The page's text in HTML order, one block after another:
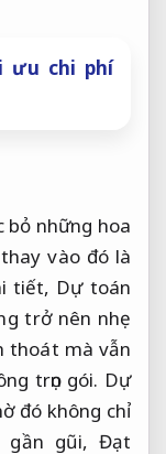
ưu chi phí
bỏ những hoa
thay vào đó là
tiết, Dự toán
trở nên nhẹ
thoát mà vẫn
trọn gói. Dự
đó không chỉ
gũi, Đạt